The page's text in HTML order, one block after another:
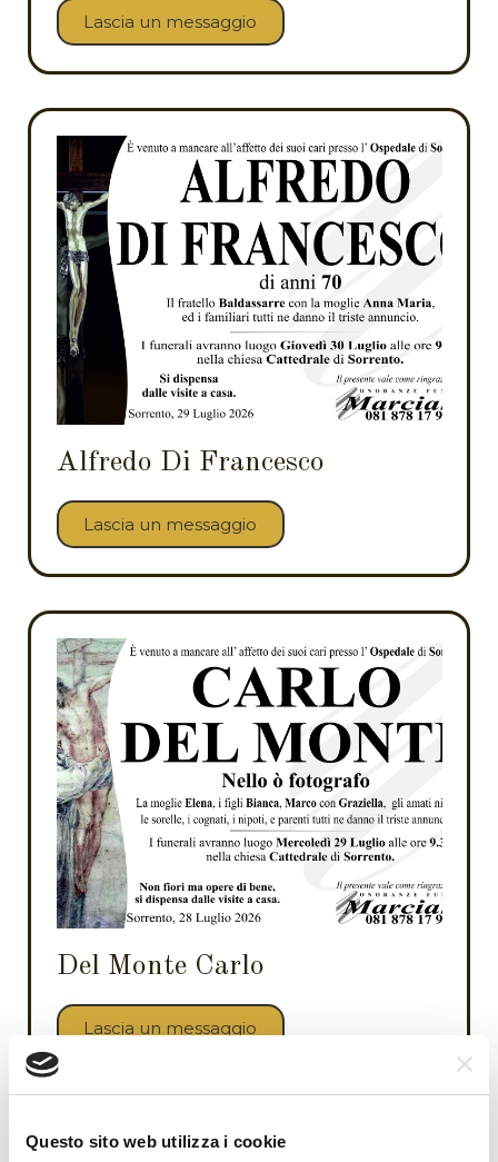
Questo sito web utilizza i cookie
Lascia un messaggio
Alfredo Di Francesco
Lascia un messaggio
Del Monte Carlo
Lascia un messaggio